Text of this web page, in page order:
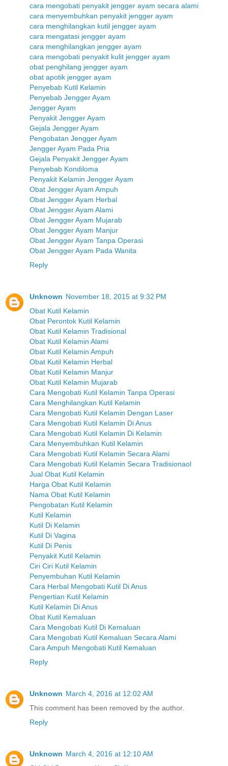
cara mengobati penyakit jengger ayam secara alami
cara menyembuhkan penyakit jengger ayam
cara menghilangkan kutil jengger ayam
cara mengatasi jengger ayam
cara menghilangkan jengger ayam
cara mengobati penyakit kulit jengger ayam
obat penghilang jengger ayam
obat apotik jengger ayam
Penyebab Kutil Kelamin
Penyebab Jengger Ayam
Jengger Ayam
Penyakit Jengger Ayam
Gejala Jengger Ayam
Pengobatan Jengger Ayam
Jengger Ayam Pada Pria
Gejala Penyakit Jengger Ayam
Penyebab Kondiloma
Penyakit Kelamin Jengger Ayam
Obat Jengger Ayam Ampuh
Obat Jengger Ayam Herbal
Obat Jengger Ayam Alami
Obat Jengger Ayam Mujarab
Obat Jengger Ayam Manjur
Obat Jengger Ayam Tanpa Operasi
Obat Jengger Ayam Pada Wanita
Reply
Unknown November 18, 2015 at 9:32 PM
Obat Kutil Kelamin
Obat Perontok Kutil Kelamin
Obat Kutil Kelamin Tradisional
Obat Kutil Kelamin Alami
Obat Kutil Kelamin Ampuh
Obat Kutil Kelamin Herbal
Obat Kutil Kelamin Manjur
Obat Kutil Kelamin Mujarab
Cara Mengobati Kutil Kelamin Tanpa Operasi
Cara Menghilangkan Kutil Kelamin
Cara Mengobati Kutil Kelamin Dengan Laser
Cara Mengobati Kutil Kelamin Di Anus
Cara Mengobati Kutil Kelamin Di Kelamin
Cara Menyembuhkan Kutil Kelamin
Cara Mengobati Kutil Kelamin Secara Alami
Cara Mengobati Kutil Kelamin Secara Tradisionaol
Jual Obat Kutil Kelamin
Harga Obat Kutil Kelamin
Nama Obat Kutil Kelamin
Pengobatan Kutil Kelamin
Kutil Kelamin
Kutil Di Kelamin
Kutil Di Vagina
Kutil Di Penis
Penyakit Kutil Kelamin
Ciri Ciri Kutil Kelamin
Penyembuhan Kutil Kelamin
Cara Herbal Mengobati Kutil Di Anus
Pengertian Kutil Kelamin
Kutil Kelamin Di Anus
Obat Kutil Kemaluan
Cara Mengobati Kutil Di Kemaluan
Cara Mengobati Kutil Kemaluan Secara Alami
Cara Ampuh Mengobati Kutil Kemaluan
Reply
Unknown March 4, 2016 at 12:02 AM
This comment has been removed by the author.
Reply
Unknown March 4, 2016 at 12:10 AM